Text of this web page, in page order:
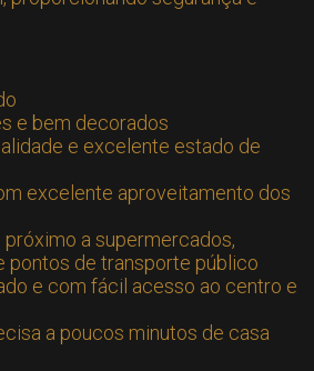
e bem decorados
e excelente estado de
excelente aproveitamento dos
a supermercados,
pontos de transporte público
e com fácil acesso ao centro e
a poucos minutos de casa